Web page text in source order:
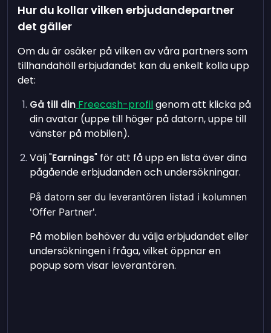
Hur du kollar vilken erbjudandepartner
det gäller
Om du är osäker på vilken av våra partners som
tillhandahöll erbjudandet kan du enkelt kolla upp
det:
Gå till din Freecash-profilgenom att klicka på
din avatar (uppe till höger på datorn, uppe till
vänster på mobilen).
Välj "Earnings" för att få upp en lista över dina
pågående erbjudanden och undersökningar.
På datorn ser du leverantören listad i kolumnen
'Offer Partner'.
På mobilen behöver du välja erbjudandet eller
undersökningen i fråga, vilket öppnar en
popup som visar leverantören.